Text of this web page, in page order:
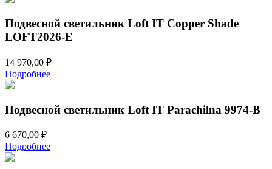
Подвесной светильник Loft IT Copper Shade
LOFT2026-E
14 970,00 ₽
Подробнее
Подвесной светильник Loft IT Parachilna 9974-B
6 670,00 ₽
Подробнее